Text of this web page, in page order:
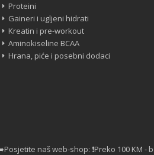
Proteini
Gaineri i ugljeni hidrati
Kreatin i pre-workout
Aminokiseline BCAA
Hrana, piće i posebni dodaci
naš web-shop: ❗Preko 100 KM -